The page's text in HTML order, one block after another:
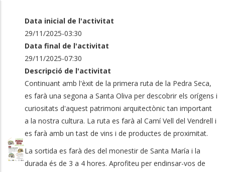
Data inicial de l'activitat
29/11/2025-03:30
Data final de l'activitat
29/11/2025-07:30
Descripció de l'activitat
Continuant amb l'èxit de la primera ruta de la Pedra Seca,
es farà una segona a Santa Oliva per descobrir els orígens i
curiositats d'aquest patrimoni arquitectònic tan important
a la nostra cultura. La ruta es farà al Camí Vell del Vendrell i
es farà amb un tast de vins i de productes de proximitat.
La sortida es farà des del monestir de Santa María i la
durada és de 3 a 4 hores. Aprofiteu per endinsar-vos de